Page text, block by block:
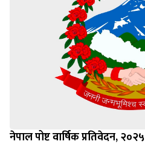
नेपाल पोष्ट वार्षिक प्रतिवेदन, २०२५